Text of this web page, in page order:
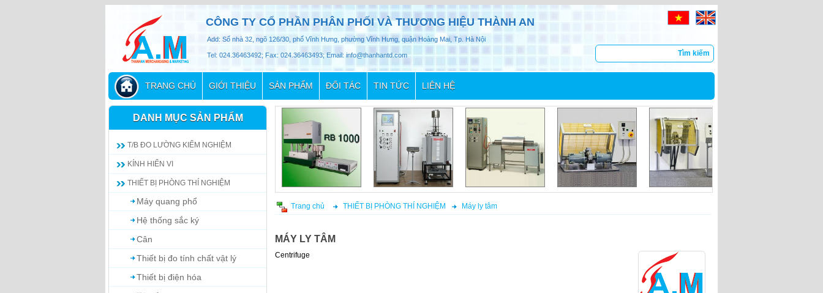
CÔNG TY CỔ PHẦN PHÂN PHỐI VÀ THƯƠNG HIỆU THÀNH AN
Add: Số nhà 32, ngõ 126/30, phố Vĩnh Hưng, phường Vĩnh Hưng, quận Hoàng Mai, Tp. Hà Nội
Tel: 024.36463492; Fax: 024.36463493; Email: info@thanhantd.com Tìm kiếm
TRANG CHỦ GIỚI THIỆU SẢN PHẨM ĐỐI TÁC TIN TỨC LIÊN HỆ
DANH MỤC SẢN PHẨM
T/B ĐO LƯỜNG KIỂM NGHIỆM
KÍNH HIỂN VI
THIẾT BỊ PHÒNG THÍ NGHIỆM
Máy quang phổ
Hệ thống sắc ký
Cân
Thiết bị đo tính chất vật lý
Thiết bị điện hóa
Trang chủ THIẾT BỊ PHÒNG THÍ NGHIỆM Máy ly tâm
MÁY LY TÂM
Centrifuge